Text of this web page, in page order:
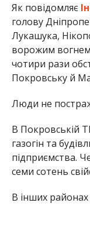
Як повідомляє
голову
Лукашука,
ворожим
чотири рази
Покровську й
Люди не
В Покровській
газогін та
підприємства.
семи сотень
В інших районах